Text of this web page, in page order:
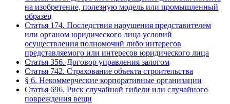
на изобретение, полезную модель или промышленный
образец
Статья 174. Последствия нарушения представителем
или органом юридического лица условий
осуществления полномочий либо интересов
представляемого или интересов юридического лица
Статья 356. Договор управления залогом
Статья 742. Страхование объекта строительства
§ 6. Некоммерческие корпоративные организации
Статья 696. Риск случайной гибели или случайного
повреждения вещи